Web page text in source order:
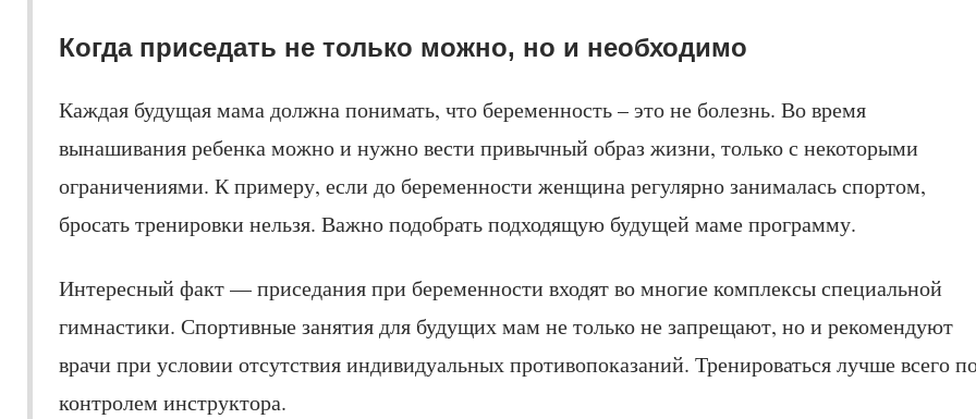
Когда приседать не только можно, но и необходимо
Каждая будущая мама должна понимать, что беременность – это не болезнь. Во время
вынашивания ребенка можно и нужно вести привычный образ жизни, только с некоторыми
ограничениями. К примеру, если до беременности женщина регулярно занималась спортом,
бросать тренировки нельзя. Важно подобрать подходящую будущей маме программу.
Интересный факт — приседания при беременности входят во многие комплексы специальной
гимнастики. Спортивные занятия для будущих мам не только не запрещают, но и рекомендуют
врачи при условии отсутствия индивидуальных противопоказаний. Тренироваться лучше всего
контролем инструктора.